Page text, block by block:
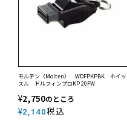
モルテン（Molten） WDFPKPBK ホイッ
スル ドルフィンプロKP 20FW
¥2,750のところ
¥2,140税込